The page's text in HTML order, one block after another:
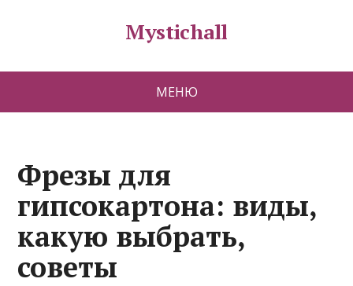
Mystichall
МЕНЮ
Фрезы для
гипсокартона: виды,
какую выбрать,
советы